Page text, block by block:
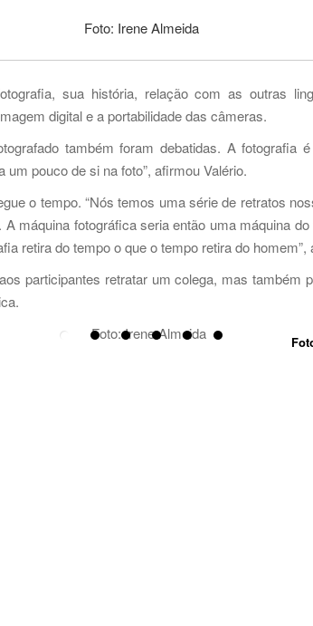
Foto: Irene Almeida
sua história, relação com as outras
digital e a portabilidade das câmeras.
também foram debatidas. A fotografia
pouco de si na foto”, afirmou Valério.
o tempo. “Nós temos uma série de retratos
máquina fotográfica seria então uma máquina
retira do tempo o que o tempo retira do homem”,
participantes retratar um colega, mas também